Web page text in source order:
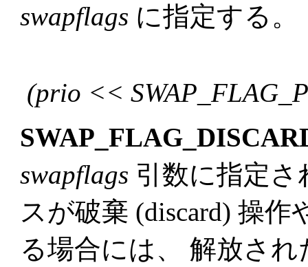
swapflags に指定する。
(prio <<
swapflags 引数に指定
スが破棄 (discard) 操
る場合には、 解放さ